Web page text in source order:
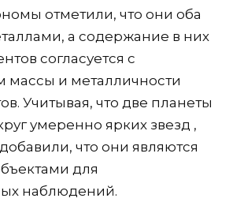
отметили, что они оба
а содержание в них
согласуется с
массы и металличности
Учитывая, что две планеты
умеренно ярких звезд ,
что они являются
для
наблюдений.